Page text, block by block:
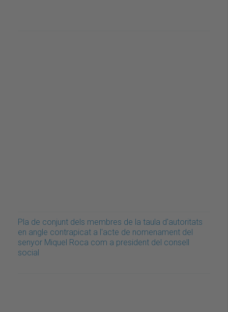
Pla de conjunt dels membres de la taula d'autoritats
en angle contrapicat a l'acte de nomenament del
senyor Miquel Roca com a president del consell
social